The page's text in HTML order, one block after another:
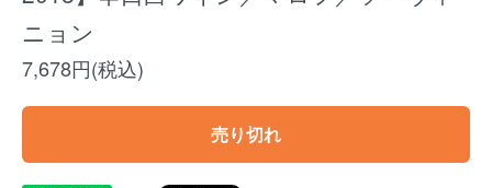
ニョン
7,678円(税込)
売り切れ